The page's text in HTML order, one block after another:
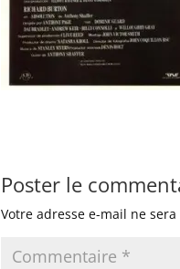
Poster le
Votre adresse e-mail ne